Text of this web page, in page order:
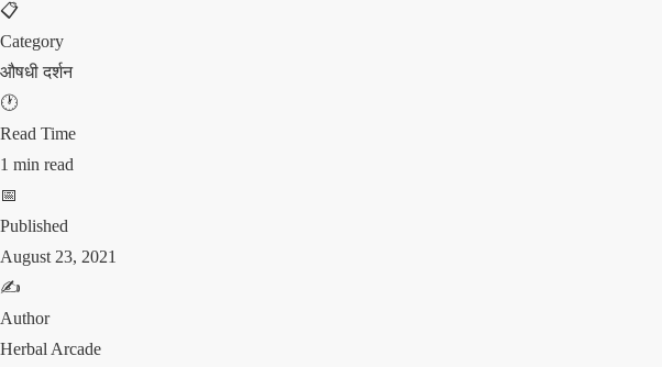
📋
Category
औषधी दर्शन
🕐
Read Time
1 min read
📅
Published
August 23, 2021
✍️
Author
Herbal Arcade